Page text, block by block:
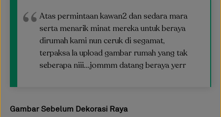
Atas permintaan kawan2 dan sedara mara
serta menarik minat mereka untuk beraya
dirumah kami nun ceruk di segamat,
terpaksa la upload gambar rumah yang tak
seberapa niii...jommm datang beraya yerr
Gambar Sebelum Dekorasi Raya